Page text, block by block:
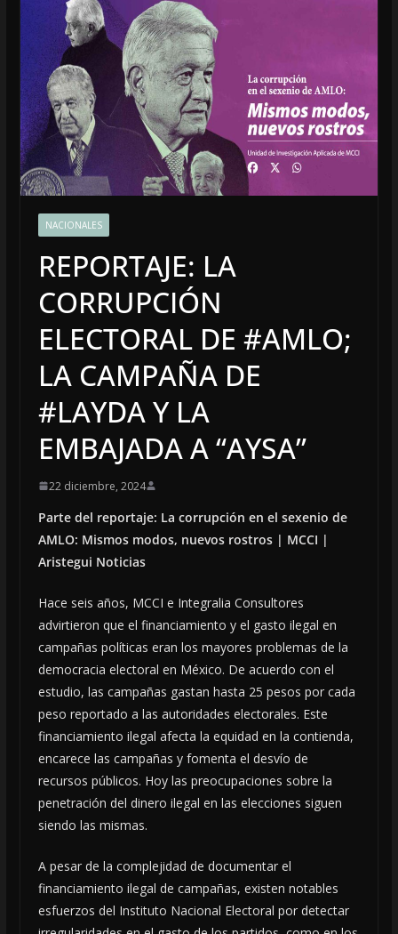
NACIONALES
REPORTAJE: LA
CORRUPCIÓN
ELECTORAL DE #AMLO;
LA CAMPAÑA DE
#LAYDA Y LA
EMBAJADA A “AYSA”
22 diciembre, 2024
Parte del reportaje: La corrupción en el sexenio de
AMLO: Mismos modos, nuevos rostros | MCCI |
Aristegui Noticias
Hace seis años, MCCI e Integralia Consultores
advirtieron que el financiamiento y el gasto ilegal en
campañas políticas eran los mayores problemas de la
democracia electoral en México. De acuerdo con el
estudio, las campañas gastan hasta 25 pesos por cada
peso reportado a las autoridades electorales. Este
financiamiento ilegal afecta la equidad en la contienda,
encarece las campañas y fomenta el desvío de
recursos públicos. Hoy las preocupaciones sobre la
penetración del dinero ilegal en las elecciones siguen
siendo las mismas.
A pesar de la complejidad de documentar el
financiamiento ilegal de campañas, existen notables
esfuerzos del Instituto Nacional Electoral por detectar